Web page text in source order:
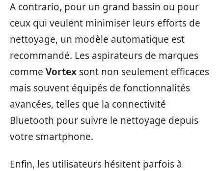
A contrario, pour un grand bassin ou pour
ceux qui veulent minimiser leurs efforts de
nettoyage, un modèle automatique est
recommandé. Les aspirateurs de marques
comme Vortex sont non seulement efficaces
mais souvent équipés de fonctionnalités
avancées, telles que la connectivité
Bluetooth pour suivre le nettoyage depuis
votre smartphone.
Enfin, les utilisateurs hésitent parfois à